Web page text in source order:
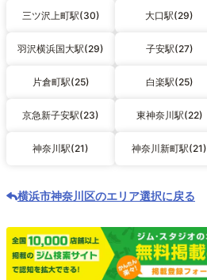
三ツ沢上町駅(30) 大口駅(29)
羽沢横浜国大駅(29) 子安駅(27)
片倉町駅(25) 白楽駅(25)
京急新子安駅(23) 東神奈川駅(22)
神奈川駅(21) 神奈川新町駅(21)
横浜市神奈川区のエリア選択に戻る